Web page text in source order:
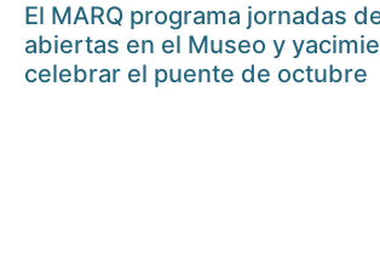
El MARQ programa jornadas
abiertas en el Museo y
celebrar el puente de octubre